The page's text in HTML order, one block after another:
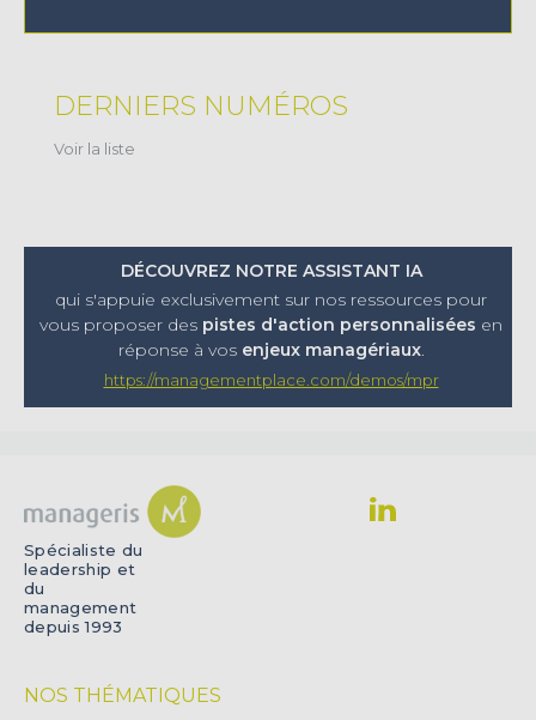
DERNIERS NUMÉROS
Voir la liste
DÉCOUVREZ NOTRE ASSISTANT IA
qui s'appuie exclusivement sur nos ressources pour
vous proposer des pistes d'action personnalisées en
réponse à vos enjeux managériaux.
https://managementplace.com/demos/mpr
Spécialiste du
leadership et
du
management
depuis 1993
NOS THÉMATIQUES